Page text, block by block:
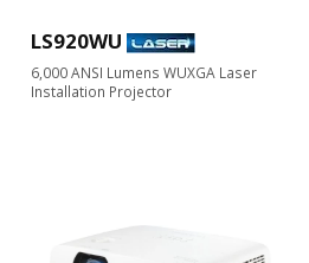
LS920WU
6,000 ANSI Lumens WUXGA Laser
Installation Projector